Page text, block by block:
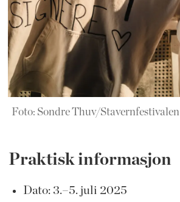
Foto: Sondre Thuv/Stavernfestivalen
Praktisk informasjon
Dato: 3.–5. juli 2025